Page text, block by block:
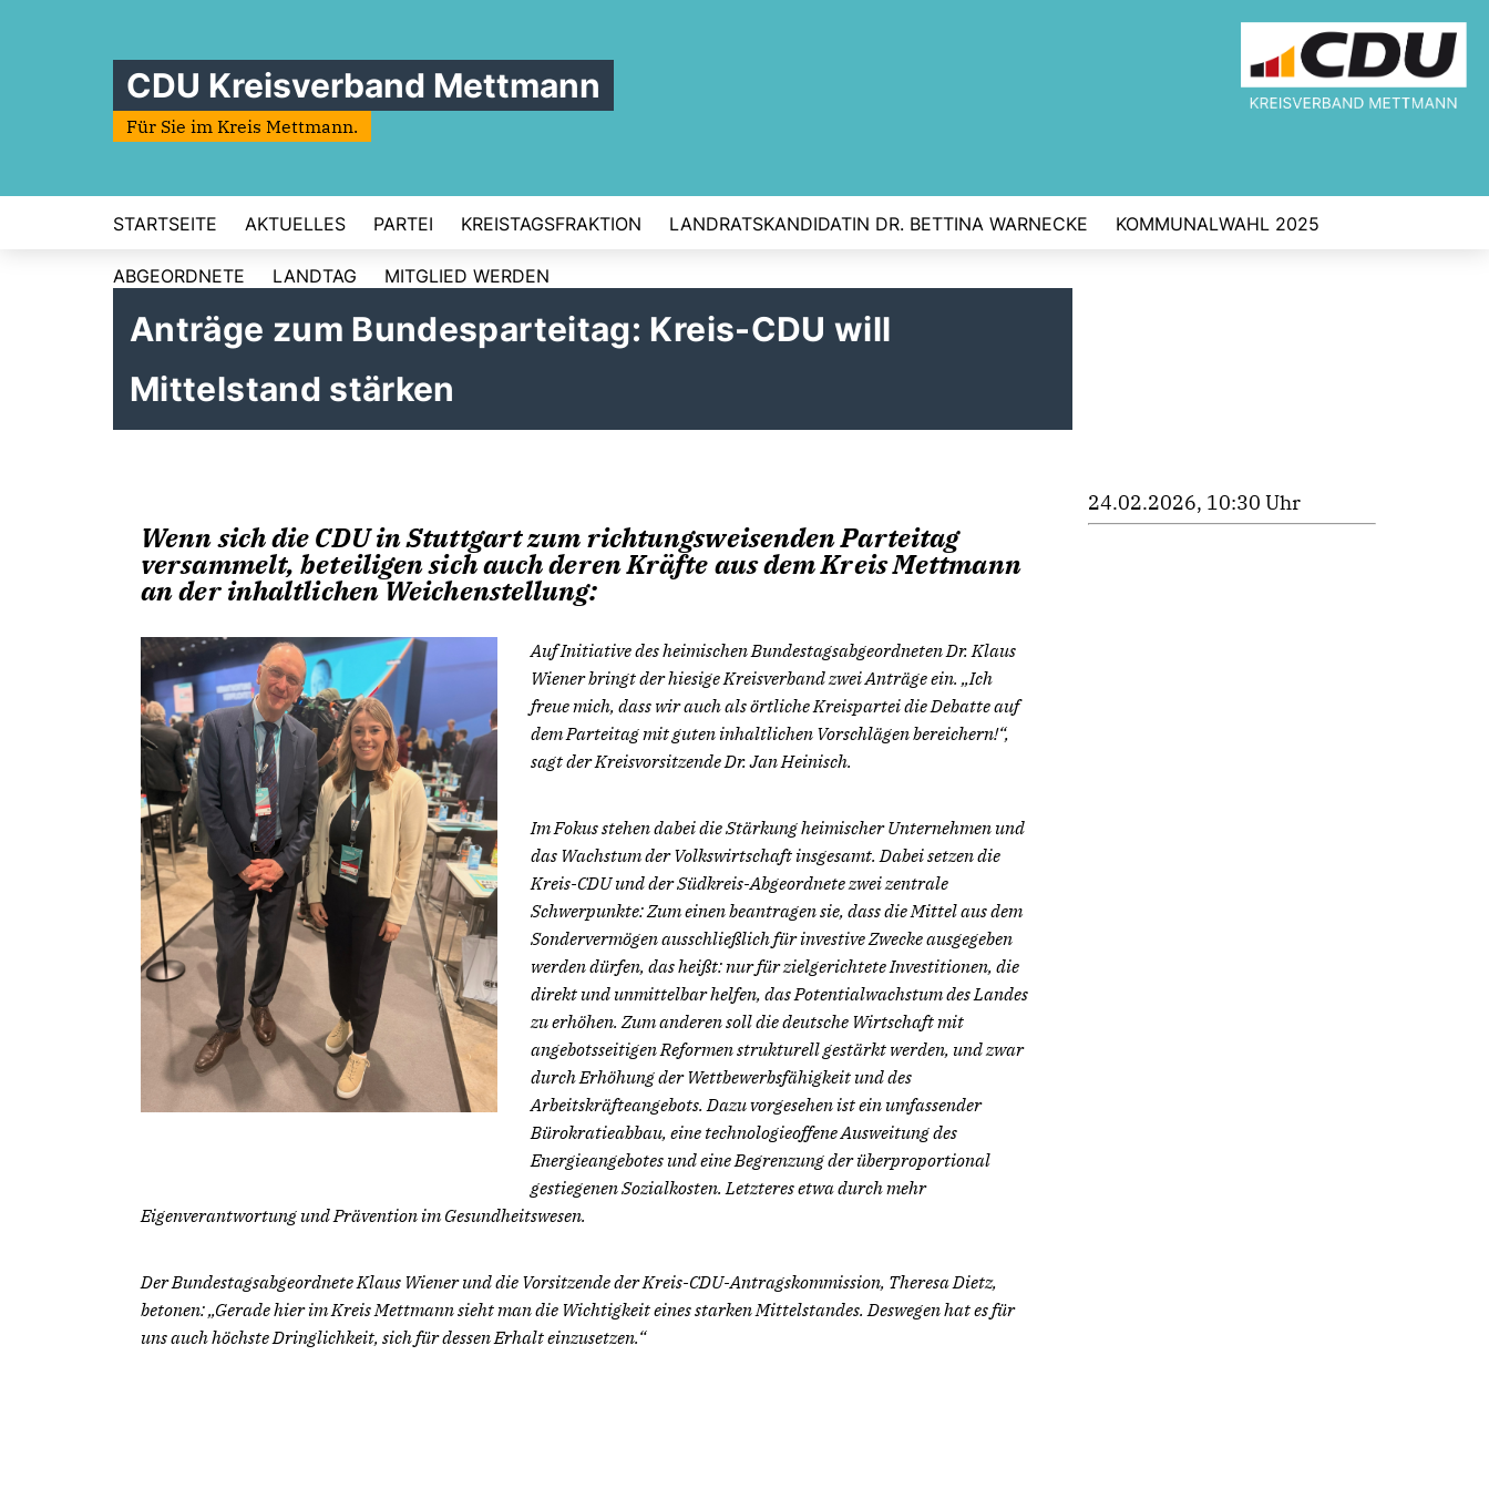
CDU Kreisverband Mettmann
Für Sie im Kreis Mettmann.
STARTSEITE AKTUELLES PARTEI KREISTAGSFRAKTION LANDRATSKANDIDATIN DR. BETTINA WARNECKE KOMMUNALWAHL 2025
ABGEORDNETE LANDTAG MITGLIED WERDEN
Anträge zum Bundesparteitag: Kreis-CDU will
Mittelstand stärken
Wenn sich die CDU in Stuttgart zum richtungsweisenden Parteitag
versammelt, beteiligen sich auch deren Kräfte aus dem Kreis Mettmann
an der inhaltlichen Weichenstellung:
Auf Initiative des heimischen Bundestagsabgeordneten Dr. Klaus
Wiener bringt der hiesige Kreisverband zwei Anträge ein. „Ich
freue mich, dass wir auch als örtliche Kreispartei die Debatte auf
dem Parteitag mit guten inhaltlichen Vorschlägen bereichern!“,
sagt der Kreisvorsitzende Dr. Jan Heinisch.
Im Fokus stehen dabei die Stärkung heimischer Unternehmen und
das Wachstum der Volkswirtschaft insgesamt. Dabei setzen die
Kreis-CDU und der Südkreis-Abgeordnete zwei zentrale
Schwerpunkte: Zum einen beantragen sie, dass die Mittel aus dem
Sondervermögen ausschließlich für investive Zwecke ausgegeben
werden dürfen, das heißt: nur für zielgerichtete Investitionen, die
direkt und unmittelbar helfen, das Potentialwachstum des Landes
zu erhöhen. Zum anderen soll die deutsche Wirtschaft mit
angebotsseitigen Reformen strukturell gestärkt werden, und zwar
durch Erhöhung der Wettbewerbsfähigkeit und des
Arbeitskräfteangebots. Dazu vorgesehen ist ein umfassender
Bürokratieabbau, eine technologieoffene Ausweitung des
Energieangebotes und eine Begrenzung der überproportional
gestiegenen Sozialkosten. Letzteres etwa durch mehr
Eigenverantwortung und Prävention im Gesundheitswesen.
Der Bundestagsabgeordnete Klaus Wiener und die Vorsitzende der Kreis-CDU-Antragskommission, Theresa Dietz,
betonen: „Gerade hier im Kreis Mettmann sieht man die Wichtigkeit eines starken Mittelstandes. Deswegen hat es für
uns auch höchste Dringlichkeit, sich für dessen Erhalt einzusetzen.“
24.02.2026, 10:30 Uhr